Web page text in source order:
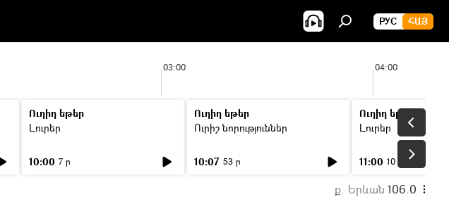
РУС ՀԱՅ
03:00 04:00
Ուղիղ եթեր
Լուրեր
10:00 7 ր
Ուղիղ եթեր
Ուրիշ նորություններ
10:07 53 ր
Ուղիղ եթեր
Լուրեր
11:00 10 ր
ք. Երևան 106.0